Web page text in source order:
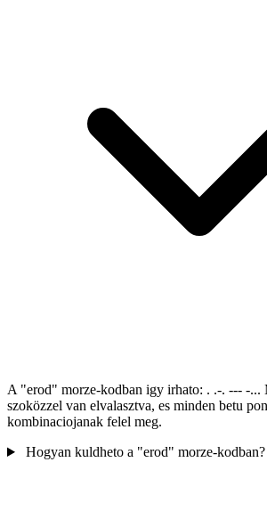
A "erod" morze-kodban igy irhato: . .-. --- -...
szoközzel van elvalasztva, es minden betu
kombinaciojanak felel meg.
Hogyan kuldheto a "erod" morze-kodban?